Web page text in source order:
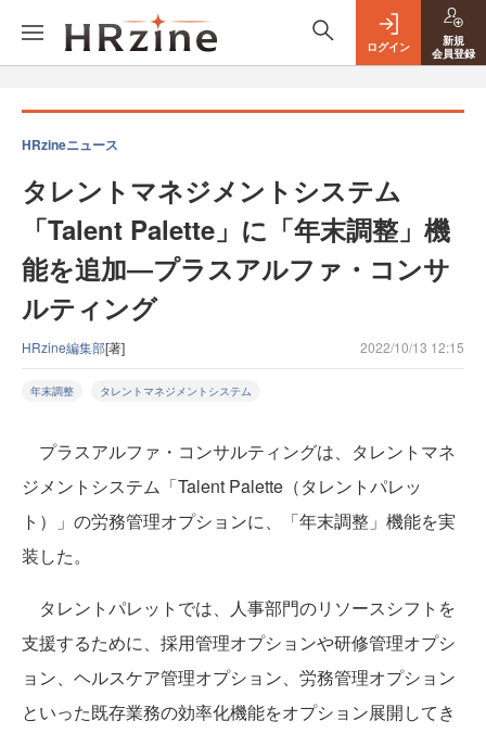
ログイン
新規
会員登録
HRzineニュース
タレントマネジメントシステム
「Talent Palette」に「年末調整」機
能を追加―プラスアルファ・コンサ
ルティング
HRzine編集部[著] 2022/10/13 12:15
年末調整 タレントマネジメントシステム
プラスアルファ・コンサルティングは、タレントマネ
ジメントシステム「Talent Palette（タレントパレッ
ト）」の労務管理オプションに、「年末調整」機能を実
装した。
タレントパレットでは、人事部門のリソースシフトを
支援するために、採用管理オプションや研修管理オプシ
ョン、ヘルスケア管理オプション、労務管理オプション
といった既存業務の効率化機能をオプション展開してき